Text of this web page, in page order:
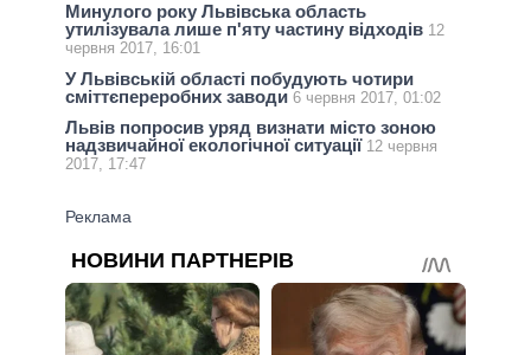
Минулого року Львівська область
утилізувала лише п'яту частину відходів 12
червня 2017, 16:01
У Львівській області побудують чотири
сміттєпереробних заводи 6 червня 2017, 01:02
Львів попросив уряд визнати місто зоною
надзвичайної екологічної ситуації 12 червня
2017, 17:47